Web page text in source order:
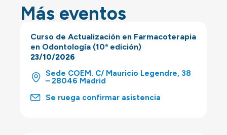
Más eventos
Curso de Actualización en Farmacoterapia
en Odontología (10ª edición)
23/10/2026
Sede COEM. C/ Mauricio Legendre, 38
– 28046 Madrid
Se ruega confirmar asistencia